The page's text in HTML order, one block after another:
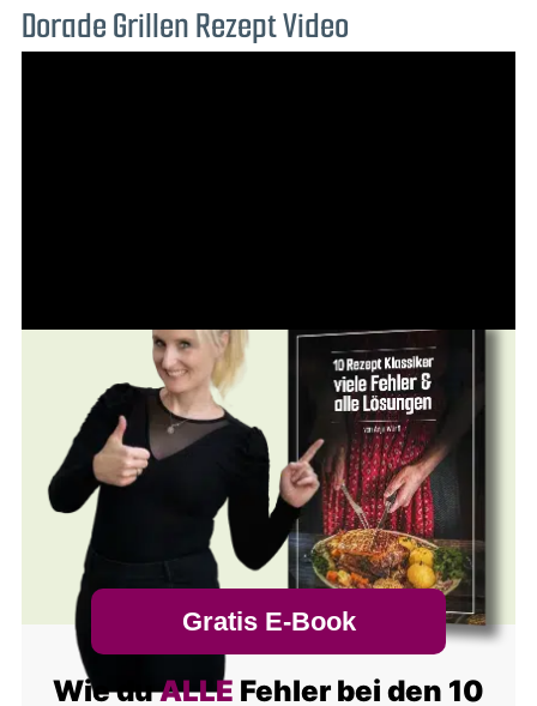
Dorade Grillen Rezept Video
Gratis E-Book
Wie duALLE Fehler bei den 10